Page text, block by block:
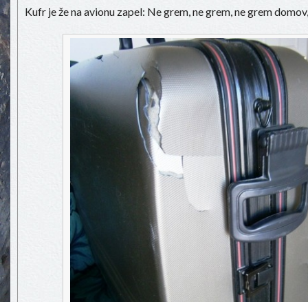
Kufr je že na avionu zapel: Ne grem, ne grem, ne grem